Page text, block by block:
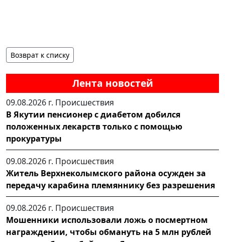
Лента новостей
09.08.2026 г. Происшествия
В Якутии пенсионер с диабетом добился
положенных лекарств только с помощью
прокуратуры
09.08.2026 г. Происшествия
Житель Верхнеколымского района осужден за
передачу карабина племяннику без разрешения
09.08.2026 г. Происшествия
Мошенники использовали ложь о посмертном
награждении, чтобы обмануть на 5 млн рублей
Возврат к списку